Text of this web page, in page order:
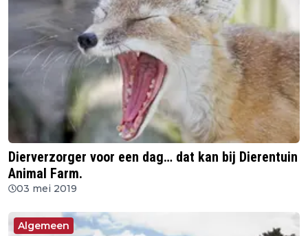
Dierverzorger voor een dag… dat kan bij Dierentuin
Animal Farm.
03 mei 2019
Algemeen